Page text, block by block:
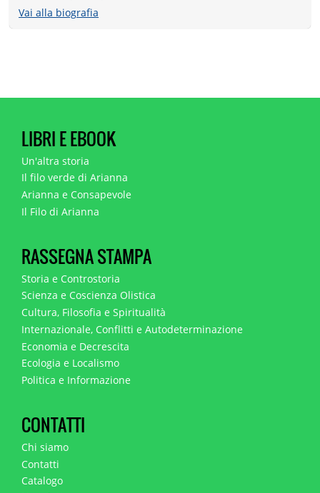
Vai alla biografia
LIBRI E EBOOK
Un'altra storia
Il filo verde di Arianna
Arianna e Consapevole
Il Filo di Arianna
RASSEGNA STAMPA
Storia e Controstoria
Scienza e Coscienza Olistica
Cultura, Filosofia e Spiritualità
Internazionale, Conflitti e Autodeterminazione
Economia e Decrescita
Ecologia e Localismo
Politica e Informazione
CONTATTI
Chi siamo
Contatti
Catalogo